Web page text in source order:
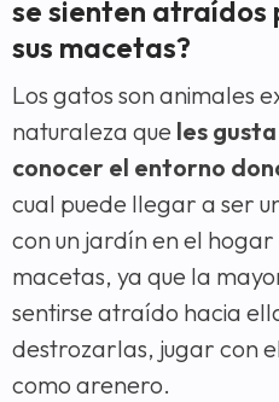
se sienten atraídos
sus macetas?
Los gatos son animales
naturaleza que les
conocer el entorno
cual puede llegar a ser
con un jardín en el hogar
macetas, ya que la
sentirse atraído hacia
destrozarlas, jugar con
como arenero.